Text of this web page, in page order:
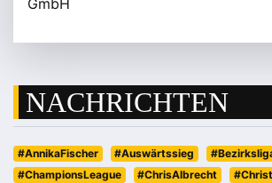
NACHRICHTEN
#AnnikaFischer #Auswärtssieg
#ChampionsLeague
#ChrisAlbrecht